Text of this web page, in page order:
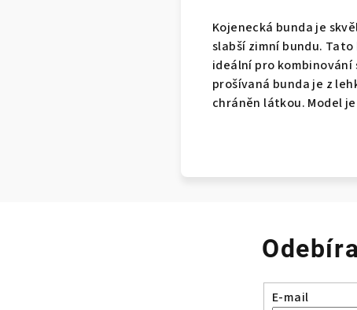
Kojenecká bunda je
slabší zimní bundu.
ideální pro
prošívaná bunda je z
chráněn látkou. Model
E-mail